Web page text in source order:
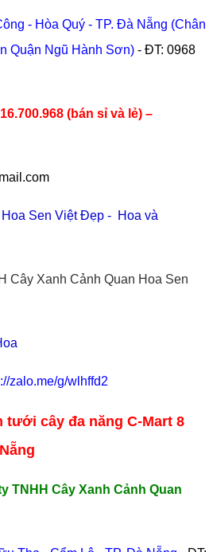
- Hòa Quý - TP. Đà Nẵng (Chân
Quận Ngũ Hành Sơn) - ĐT: 0968
(bán sỉ và lẻ) –
Hoa Sen Việt Đẹp - Hoa và
Cây Xanh Cảnh Quan Hoa Sen
zalo.me/g/wlhffd2
cây đa năng C-Mart 8
TNHH Cây Xanh Cảnh Quan